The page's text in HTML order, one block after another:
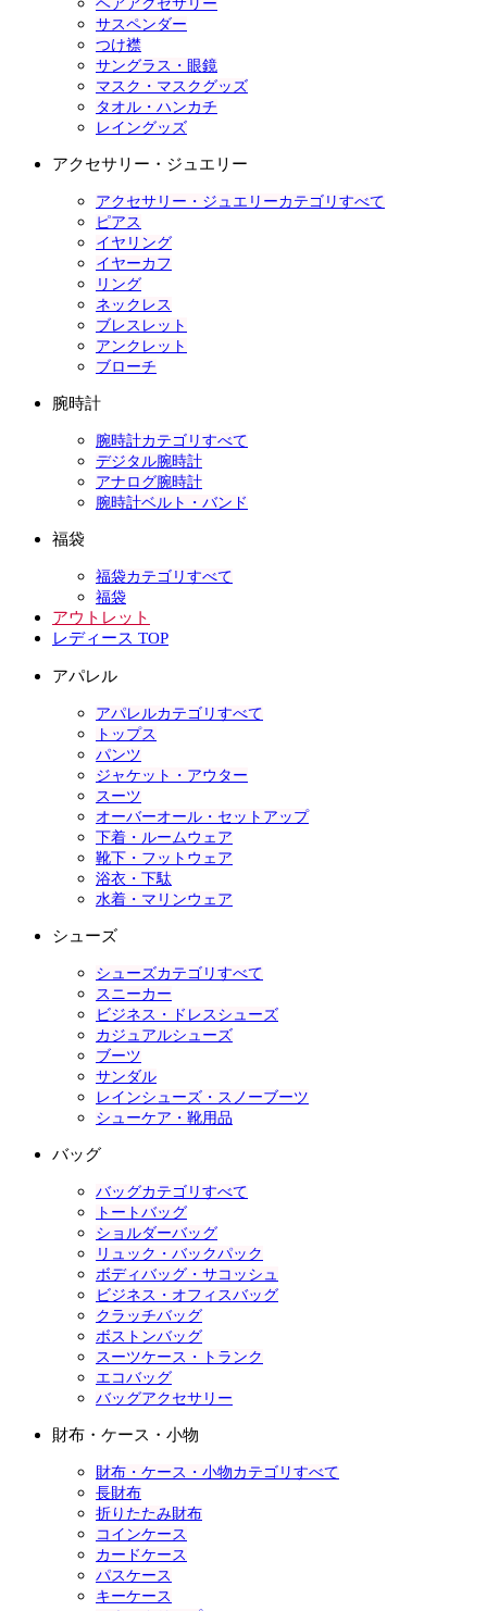
ヘアアクセサリー
サスペンダー
つけ襟
サングラス・眼鏡
マスク・マスクグッズ
タオル・ハンカチ
レイングッズ
アクセサリー・ジュエリー
アクセサリー・ジュエリーカテゴリすべて
ピアス
イヤリング
イヤーカフ
リング
ネックレス
ブレスレット
アンクレット
ブローチ
腕時計
腕時計カテゴリすべて
デジタル腕時計
アナログ腕時計
腕時計ベルト・バンド
福袋
福袋カテゴリすべて
福袋
アウトレット
レディース TOP
アパレル
アパレルカテゴリすべて
トップス
パンツ
ジャケット・アウター
スーツ
オーバーオール・セットアップ
下着・ルームウェア
靴下・フットウェア
浴衣・下駄
水着・マリンウェア
シューズ
シューズカテゴリすべて
スニーカー
ビジネス・ドレスシューズ
カジュアルシューズ
ブーツ
サンダル
レインシューズ・スノーブーツ
シューケア・靴用品
バッグ
バッグカテゴリすべて
トートバッグ
ショルダーバッグ
リュック・バックパック
ボディバッグ・サコッシュ
ビジネス・オフィスバッグ
クラッチバッグ
ボストンバッグ
スーツケース・トランク
エコバッグ
バッグアクセサリー
財布・ケース・小物
財布・ケース・小物カテゴリすべて
長財布
折りたたみ財布
コインケース
カードケース
パスケース
キーケース